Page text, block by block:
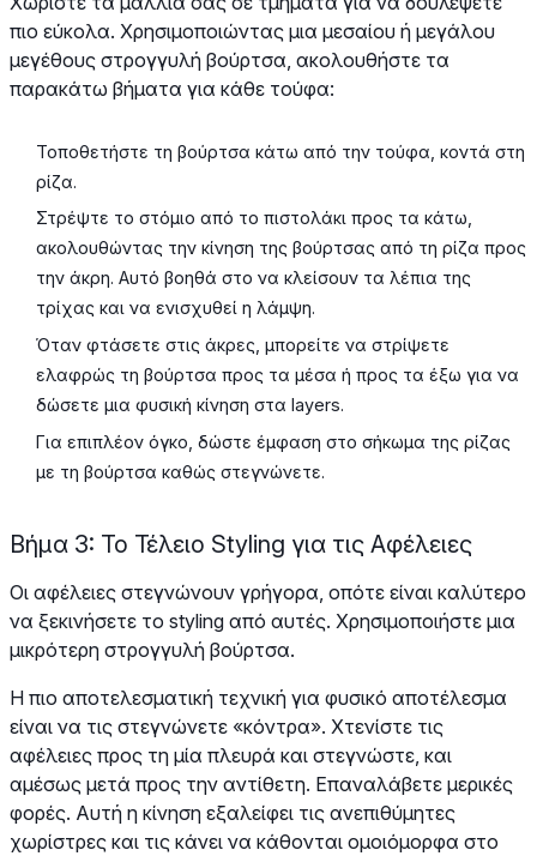
πιο εύκολα. Χρησιμοποιώντας μια μεσαίου ή μεγάλου
μεγέθους στρογγυλή βούρτσα, ακολουθήστε τα
παρακάτω βήματα για κάθε τούφα:
Τοποθετήστε τη βούρτσα κάτω από την τούφα, κοντά στη
ρίζα.
Στρέψτε το στόμιο από το πιστολάκι προς τα κάτω,
ακολουθώντας την κίνηση της βούρτσας από τη ρίζα προς
την άκρη. Αυτό βοηθά στο να κλείσουν τα λέπια της
τρίχας και να ενισχυθεί η λάμψη.
Όταν φτάσετε στις άκρες, μπορείτε να στρίψετε
ελαφρώς τη βούρτσα προς τα μέσα ή προς τα έξω για να
δώσετε μια φυσική κίνηση στα layers.
Για επιπλέον όγκο, δώστε έμφαση στο σήκωμα της ρίζας
με τη βούρτσα καθώς στεγνώνετε.
Βήμα 3: Το Τέλειο Styling για τις Αφέλειες
Οι αφέλειες στεγνώνουν γρήγορα, οπότε είναι καλύτερο
να ξεκινήσετε το styling από αυτές. Χρησιμοποιήστε μια
μικρότερη στρογγυλή βούρτσα.
Η πιο αποτελεσματική τεχνική για φυσικό αποτέλεσμα
είναι να τις στεγνώνετε «κόντρα». Χτενίστε τις
αφέλειες προς τη μία πλευρά και στεγνώστε, και
αμέσως μετά προς την αντίθετη. Επαναλάβετε μερικές
φορές. Αυτή η κίνηση εξαλείφει τις ανεπιθύμητες
χωρίστρες και τις κάνει να κάθονται ομοιόμορφα στο